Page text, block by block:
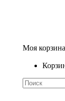
Моя корзина